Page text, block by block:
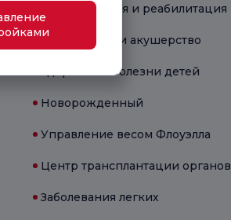
Физиотерапия и реабилитация
Гинекология и акушерство
Здоровье и болезни детей
Новорожденный
Управление весом Флоуэлла
Центр трансплантации органов
Заболевания легких